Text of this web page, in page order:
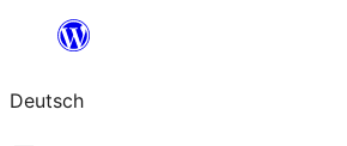
springen
Deutsch